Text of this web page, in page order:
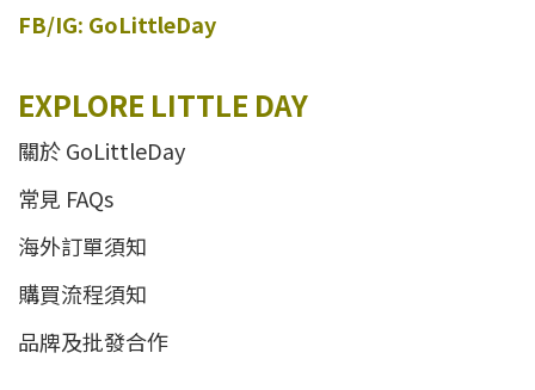
FB/IG: GoLittleDay
EXPLORE LITTLE DAY
關於 GoLittleDay
常見 FAQs
海外訂單須知
購買流程須知
品牌及批發合作